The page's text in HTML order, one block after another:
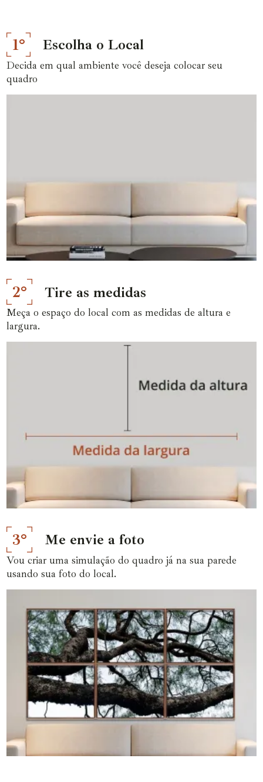
1° Escolha o Local
Decida em qual ambiente você deseja colocar seu
quadro
2° Tire as medidas
Meça o espaço do local com as medidas de altura e
largura.
3° Me envie a foto
Vou criar uma simulação do quadro já na sua parede
usando sua foto do local.